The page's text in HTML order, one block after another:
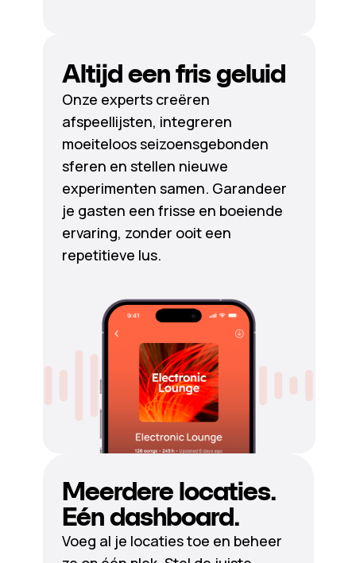
Altijd een fris geluid
Onze experts creëren
afspeellijsten, integreren
moeiteloos seizoensgebonden
sferen en stellen nieuwe
experimenten samen. Garandeer
je gasten een frisse en boeiende
ervaring, zonder ooit een
repetitieve lus.
Meerdere locaties.
Eén dashboard.
Voeg al je locaties toe en beheer